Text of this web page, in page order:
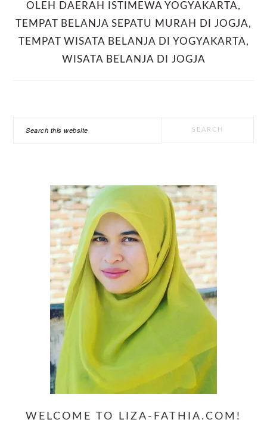
OLEH DAERAH ISTIMEWA YOGYAKARTA,
TEMPAT BELANJA SEPATU MURAH DI JOGJA,
TEMPAT WISATA BELANJA DI YOGYAKARTA,
WISATA BELANJA DI JOGJA
Search
WELCOME TO LIZA-FATHIA.COM!